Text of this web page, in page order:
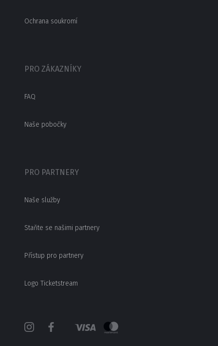
Ochrana soukromí
PRO ZÁKAZNÍKY
FAQ
Naše pobočky
PRO PARTNERY
Naše služby
Staňte se našimi partnery
Přístup pro partnery
Logo Ticketstream